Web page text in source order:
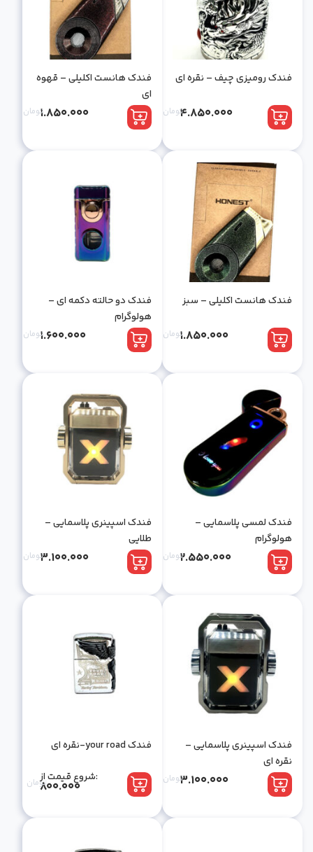
فندک رومیزی چیف – نقره ای
تومان4.850.000
فندک هانست اکلیلی – قهوه
ای
تومان1.850.000
فندک هانست اکلیلی – سبز
تومان1.850.000
فندک دو حالته دکمه ای –
هولوگرام
تومان1.600.000
فندک لمسی پلاسمایی –
هولوگرام
تومان2.550.000
فندک اسپینری پلاسمایی –
طلایی
تومان3.100.000
فندک اسپینری پلاسمایی –
نقره ای
تومان3.100.000
فندک your road-نقره ای
شروع قیمت از: تومان800.000